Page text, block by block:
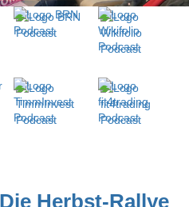
Herbst-Rallye